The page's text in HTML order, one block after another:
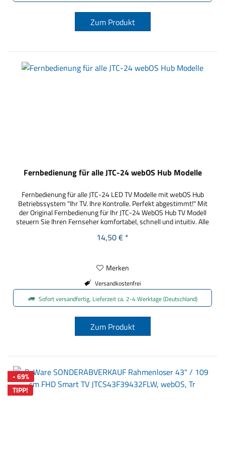
Zum Produkt
Fernbedienung für alle JTC-24 webOS Hub Modelle
Fernbedienung für alle JTC-24 LED TV Modelle mit webOS Hub
Betriebssystem "Ihr TV. Ihre Kontrolle. Perfekt abgestimmt!" Mit
der Original Fernbedienung für Ihr JTC-24 WebOS Hub TV Modell
steuern Sie Ihren Fernseher komfortabel, schnell und intuitiv. Alle
so smart ist wie Ihr TV. JTC-24 GmbH, Niederlassung...
14,50 € *
Merken
Versandkostenfrei
Sofort versandfertig, Lieferzeit ca. 2-4 Werktage (Deutschland)
Zum Produkt
- 69%
TIPP!